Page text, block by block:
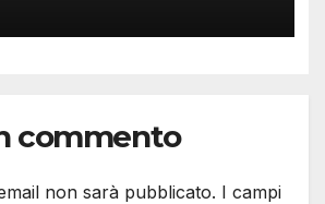
commento
non sarà pubblicato. I campi